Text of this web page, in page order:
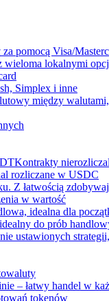
pomocą Visa/
lokalnymi
Simplex i inne
między
Kontrakty
rozliczane w USDC
Z łatwością
w wartość
idealna dla
do prób
ustawionych
– łatwy handel w
tokenów